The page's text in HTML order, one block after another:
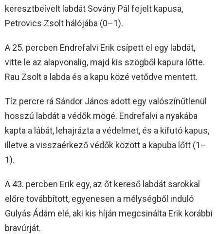
keresztbeívelt labdát Sovány Pál fejelt kapusa,
Petrovics Zsolt hálójába (0–1).
A 25. percben Endrefalvi Erik csípett el egy labdát,
vitte le az alapvonalig, majd kis szögből kapura lőtte.
Rau Zsolt a labda és a kapu közé vetődve mentett.
Tíz percre rá Sándor János adott egy valószínűtlenül
hosszú labdát a védők mögé. Endrefalvi a nyakába
kapta a lábát, lehajrázta a védelmet, és a kifutó kapus,
illetve a visszaérkező védők között a kapuba lőtt (1–
1).
A 43. percben Erik egy, az őt kereső labdát sarokkal
előre továbbított, egyenesen a mélységből induló
Gulyás Ádám elé, aki kis híján megcsinálta Erik korábbi
bravúrját.